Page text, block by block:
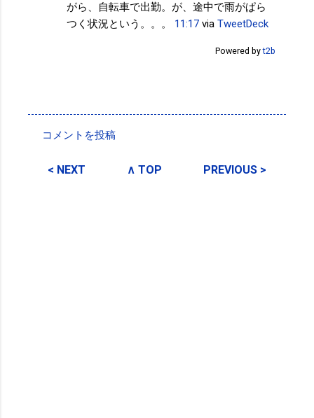
がら、自転車で出勤。が、途中で雨がぱら
つく状況という。。。
11:17 via TweetDeck
Powered byt2b
メ
コメントを投稿
< NEXT ∧ TOP PREVIOUS >